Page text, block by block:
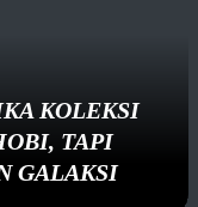
KOLEKSI
TAPI
GALAKSI